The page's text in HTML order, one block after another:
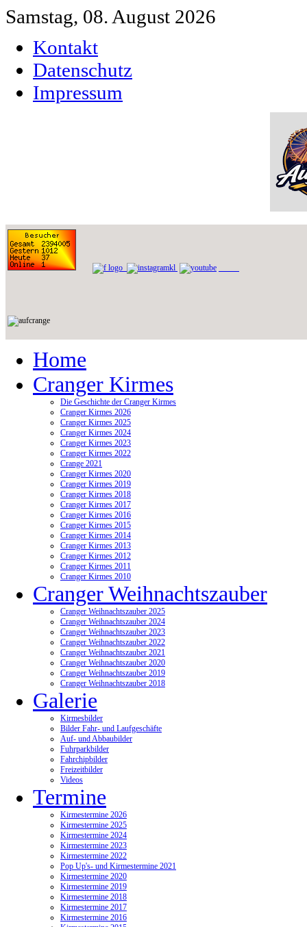
Samstag, 08. August 2026
Kontakt
Datenschutz
Impressum
Home
Cranger Kirmes
Die Geschichte der Cranger Kirmes
Cranger Kirmes 2026
Cranger Kirmes 2025
Cranger Kirmes 2024
Cranger Kirmes 2023
Cranger Kirmes 2022
Crange 2021
Cranger Kirmes 2020
Cranger Kirmes 2019
Cranger Kirmes 2018
Cranger Kirmes 2017
Cranger Kirmes 2016
Cranger Kirmes 2015
Cranger Kirmes 2014
Cranger Kirmes 2013
Cranger Kirmes 2012
Cranger Kirmes 2011
Cranger Kirmes 2010
Cranger Weihnachtszauber
Cranger Weihnachtszauber 2025
Cranger Weihnachtszauber 2024
Cranger Weihnachtszauber 2023
Cranger Weihnachtszauber 2022
Cranger Weihnachtszauber 2021
Cranger Weihnachtszauber 2020
Cranger Weihnachtszauber 2019
Cranger Weihnachtszauber 2018
Galerie
Kirmesbilder
Bilder Fahr- und Laufgeschäfte
Auf- und Abbaubilder
Fuhrparkbilder
Fahrchipbilder
Freizeitbilder
Videos
Termine
Kirmestermine 2026
Kirmestermine 2025
Kirmestermine 2024
Kirmestermine 2023
Kirmestermine 2022
Pop Up's- und Kirmestermine 2021
Kirmestermine 2020
Kirmestermine 2019
Kirmestermine 2018
Kirmestermine 2017
Kirmestermine 2016